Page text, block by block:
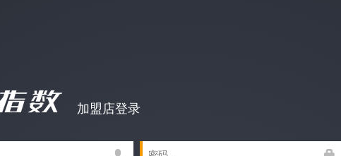
加盟店登录